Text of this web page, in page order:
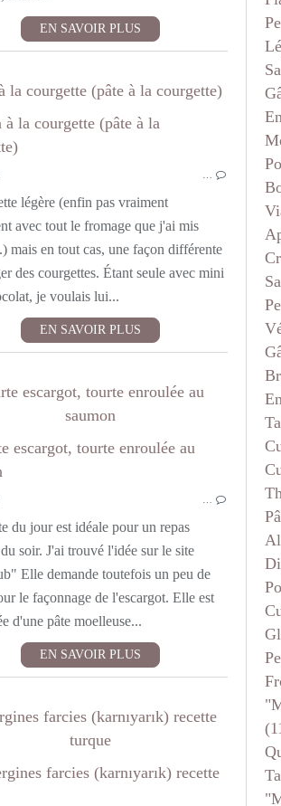
EN SAVOIR PLUS
LÉGUMES
PLAT COMPLET
la courgette (pâte à la courgette)
légère (enfin pas vraiment
avec tout le fromage que j'ai mis
mais en tout cas, une façon différente
des courgettes. Étant seule avec mini
je voulais lui...
EN SAVOIR PLUS
CREPES-GAUFRES
POISSON
VITE FAIT
escargot, tourte enroulée au
saumon
du jour est idéale pour un repas
soir. J'ai trouvé l'idée sur le site
Elle demande toutefois un peu de
le façonnage de l'escargot. Elle est
d'une pâte moelleuse...
EN SAVOIR PLUS
PLAT COMPLET
farcies (karnıyarık) recette
turque